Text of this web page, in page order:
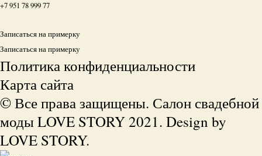
+7 951 78 999 77
Записаться на примерку
Записаться на примерку
Политика конфиденциальности
Карта сайта
© Все права защищены. Салон свадебной
моды LOVE STORY 2021. Design by
LOVE STORY.